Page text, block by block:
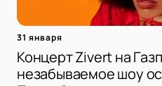
31 января
Концерт Zivert на
незабываемое шоу